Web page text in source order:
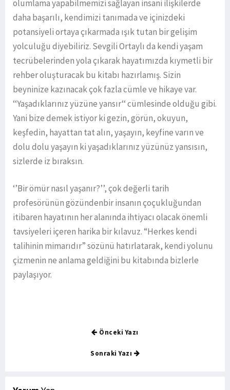
olumlama yapabilmemizi sağlayan insani ilişkilerde
daha başarılı, kendimizi tanımada ve içinizdeki
potansiyeli ortaya çıkarmada ışık tutan bir gelişim
yolculuğu diyebiliriz. Sevgili Ortaylı da kendi yaşam
tecrübelerinden yola çıkarak hayatımızda kıymetli bir
rehber oluşturacak bu kitabı hazırlamış. Sizin
beyninize kazınacak çok fazla cümle ve hikaye var.
‘‘Yaşadıklarınız yüzüne yansır‘‘ cümlesinde olduğu gibi.
Yani bize demek istiyor ki gezin, görün, okuyun,
keşfedin, hayattan tat alın, yaşayın, keyfine varın ve
dolu dolu yaşayın ki yaşadıklarınız yüzünüz yansısın,
sizlerde iz bıraksın.
‘’Bir ömür nasıl yaşanır?’’, çok değerli tarih
profesörünün gözündenbir insanın çoçukluğundan
itibaren hayatının her alanında ihtiyacı olacak önemli
tavsiyeleri içeren harika bir kılavuz. “Herkes kendi
talihinin mimarıdır” sözünü hatırlatarak, kendi yolunu
çizmenin ne anlama geldiğini bu kitabında bizlerle
paylaşıyor.
Önceki Yazı
Sonraki Yazı